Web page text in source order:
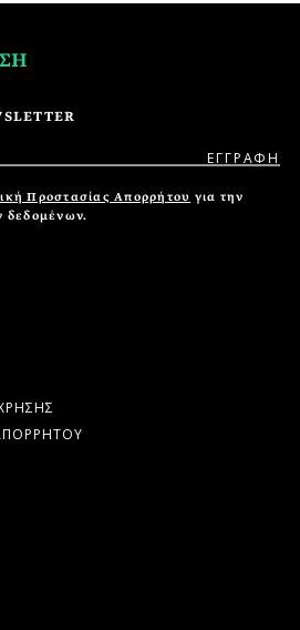
Προστασίας Απορρήτου για την
δεδομένων.